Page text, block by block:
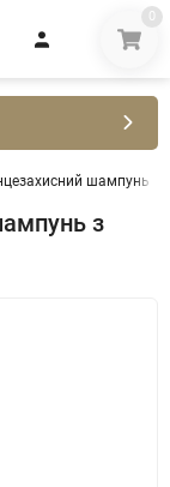
0
шампунь з
з